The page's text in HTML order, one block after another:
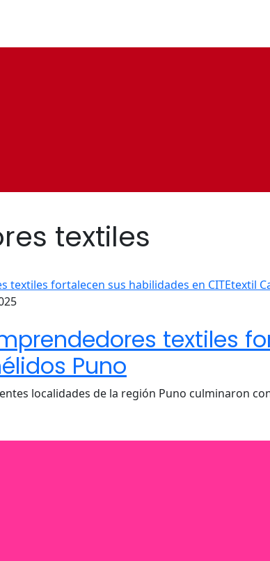
textiles
textiles
Puno
localidades de la región Puno culminaron